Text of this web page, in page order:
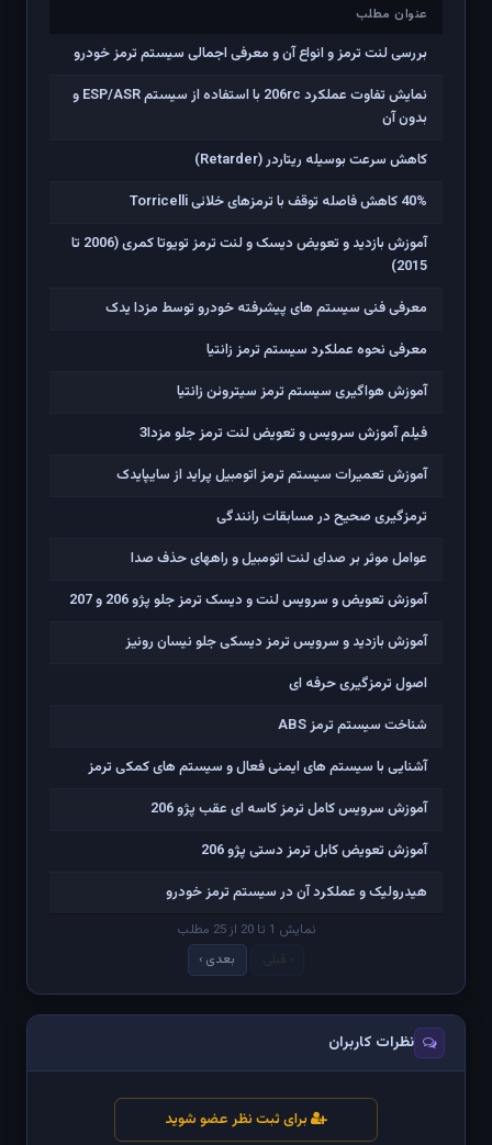
عنوان مطلب
عنوان مطلب
بررسی لنت ترمز و انواع آن و معرفی اجمالی سیستم ترمز خودرو
نمایش تفاوت عملکرد 206rc با استفاده از سیستم ESP/ASR و
بدون آن
کاهش سرعت بوسیله ریتاردر (Retarder)
40% کاهش فاصله توقف با ترمزهای خلائی Torricelli
آموزش بازدید و تعویض دیسک و لنت ترمز تویوتا کمری (2006 تا
2015)
معرفی فنی سیستم های پیشرفته خودرو توسط مزدا یدک
معرفی نحوه عملکرد سیستم ترمز زانتیا
آموزش هواگیری سیستم ترمز سیتروئن زانتیا
فیلم آموزش سرویس و تعویض لنت ترمز جلو مزدا3
آموزش تعمیرات سیستم ترمز اتومبیل پراید از سایپایدک
ترمزگیری صحیح در مسابقات رانندگی
عوامل موثر بر صدای لنت اتومبیل و راههای حذف صدا
آموزش تعویض و سرویس لنت و دیسک ترمز جلو پژو 206 و 207
آموزش بازدید و سرویس ترمز دیسکی جلو نیسان رونیز
اصول ترمزگیری حرفه ای
شناخت سیستم ترمز ABS
آشنایی با سیستم های ایمنی فعال و سیستم های کمکی ترمز
آموزش سرویس کامل ترمز کاسه ای عقب پژو 206
آموزش تعویض کابل ترمز دستی پژو 206
هیدرولیک و عملکرد آن در سیستم ترمز خودرو
نمایش 1 تا 20 از 25 مطلب
بعدی ›
نظرات کاربران
برای ثبت نظر عضو شوید